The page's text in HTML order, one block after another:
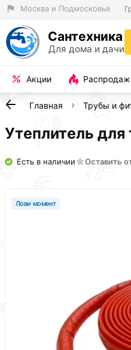
Москва и Подмосковье
Сантехника
Для дома и дачи
Акции
Главная Трубы и
Утеплитель
Есть в наличии Оставить
Лови момент